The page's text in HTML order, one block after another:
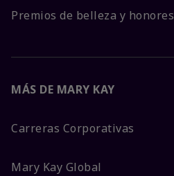
Premios de belleza y honores
MÁS DE MARY KAY
Carreras Corporativas
Mary Kay Global